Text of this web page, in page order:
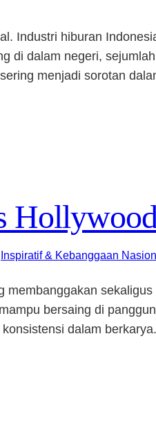
Industri hiburan
di dalam negeri,
menjadi sorotan
Inspiratif & Kebanggaan
bersaing di
dalam